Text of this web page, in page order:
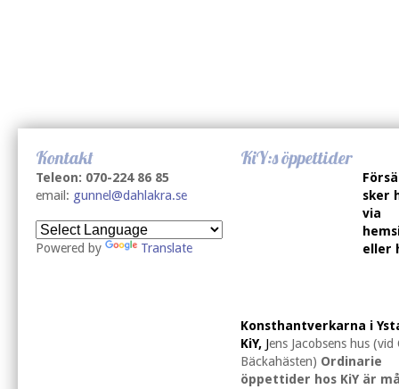
Kontakt
Teleon: 070-224 86 85
email: gunnel@dahlakra.se
Powered by Translate
KiY:s öppettider
sker
via
eller
Konsthantverkarna i
KiY, Jens Jacobsens hus (vid
Bäckahästen) Ordinarie
öppettider hos KiY är